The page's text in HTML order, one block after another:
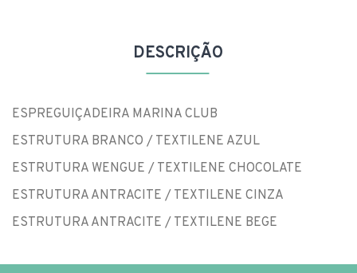
DESCRIÇÃO
ESPREGUIÇADEIRA MARINA CLUB
ESTRUTURA BRANCO / TEXTILENE AZUL
ESTRUTURA WENGUE / TEXTILENE CHOCOLATE
ESTRUTURA ANTRACITE / TEXTILENE CINZA
ESTRUTURA ANTRACITE / TEXTILENE BEGE